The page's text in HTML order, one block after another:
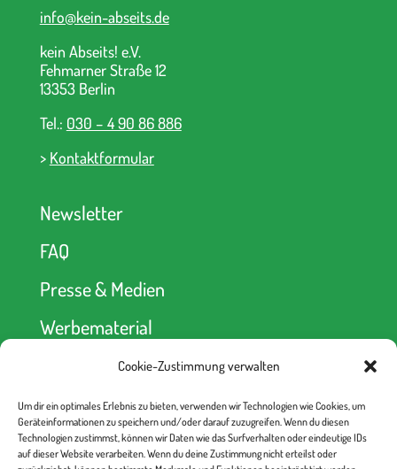
Cookie-Zustimmung verwalten
Um dir ein optimales Erlebnis zu bieten, verwenden wir Technologien wie Cookies, um
Geräteinformationen zu speichern und/oder darauf zuzugreifen. Wenn du diesen
Technologien zustimmst, können wir Daten wie das Surfverhalten oder eindeutige IDs
auf dieser Website verarbeiten. Wenn du deine Zustimmung nicht erteilst oder
info@kein-abseits.de
kein Abseits! e.V.
Fehmarner Straße 12
13353 Berlin
Tel.: 030 – 4 90 86 886
> Kontaktformular
Newsletter
FAQ
Presse & Medien
Werbematerial
kein Abseits! e.V.
Berliner Volksbank
IBAN: DE52 1009 0000 2335 6330 00